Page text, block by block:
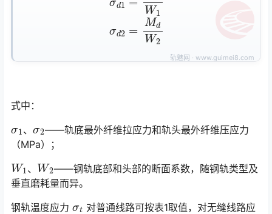
式中：
、
——轨底最外纤维拉应力和轨头最外纤维压应力
（MPa）；
W1 、 W2 ——钢轨底部和头部的断面系数，随钢轨类型及
垂直磨耗量而异。
钢轨温度应力
对普通线路可按表1取值，对无缝线路应